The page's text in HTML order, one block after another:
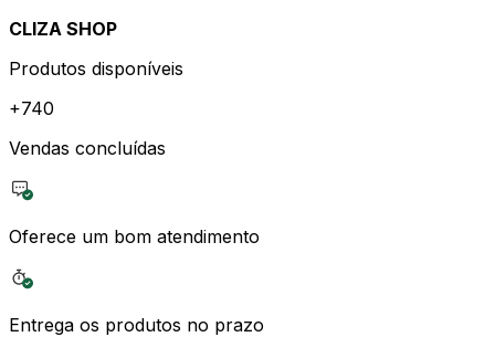
CLIZA SHOP
Produtos disponíveis
+740
Vendas concluídas
Oferece um bom atendimento
Entrega os produtos no prazo